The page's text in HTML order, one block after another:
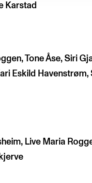
Karstad
Tone Åse, Siri
Eskild Havenstrøm,
Live Maria